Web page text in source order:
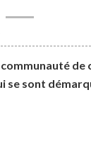
de
se sont